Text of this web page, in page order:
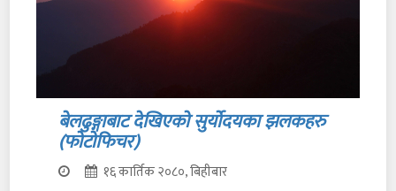
बेलढुङ्गाबाट देखिएको सुर्योदयका झलकहरु
(फोटोफिचर)
१६ कार्तिक २०८०, बिहीबार